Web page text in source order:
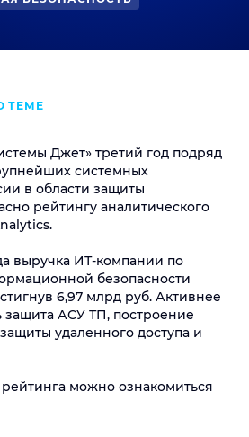
ТЕМЕ
Джет» третий год подряд
системных
в области защиты
рейтингу аналитического
выручка ИТ-компании по
безопасности
6,97 млрд руб. Активнее
защита АСУ ТП, построение
удаленного доступа и
можно ознакомиться